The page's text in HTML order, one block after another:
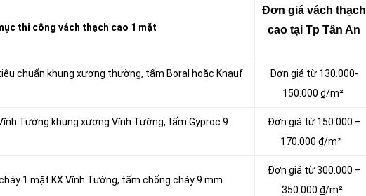
thi công vách thạch cao 1 mặt
Đơn giá vách thạch
cao tại Tp Tân An
chuẩn khung xương thường, tấm Boral hoặc Knauf
Đơn giá từ 130.000-
150.000 ₫/m²
Tường khung xương Vĩnh Tường, tấm Gyproc 9
Đơn giá từ 150.000 –
170.000 ₫/m²
1 mặt KX Vĩnh Tường, tấm chống cháy 9 mm
Đơn giá từ 300.000 –
350.000 ₫/m²